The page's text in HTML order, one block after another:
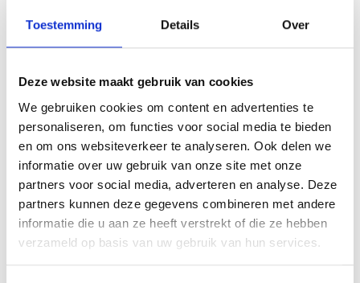
Toestemming Details Over
Deze website maakt gebruik van cookies
We gebruiken cookies om content en advertenties te
personaliseren, om functies voor social media te bieden
en om ons websiteverkeer te analyseren. Ook delen we
informatie over uw gebruik van onze site met onze
partners voor social media, adverteren en analyse. Deze
partners kunnen deze gegevens combineren met andere
informatie die u aan ze heeft verstrekt of die ze hebben
verzameld op basis van uw gebruik van hun services.
Je e-mailadres wordt niet gepubliceerd.
Vereiste velden zijn
gemarkeerd met
Je beoordeling*
Naam*
E-mail *